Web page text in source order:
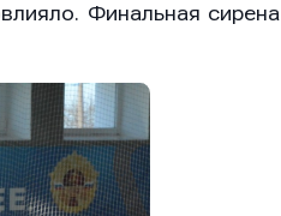
Финальная сирена